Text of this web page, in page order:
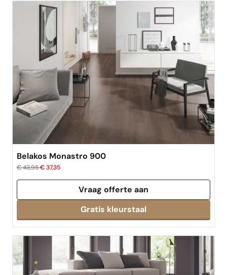
Belakos Monastro 900
€ 43,95€ 37,35
Vraag offerte aan